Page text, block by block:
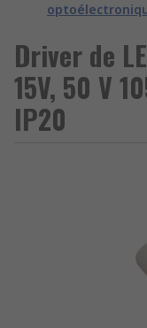
Driver de
15V, 50 V
IP20